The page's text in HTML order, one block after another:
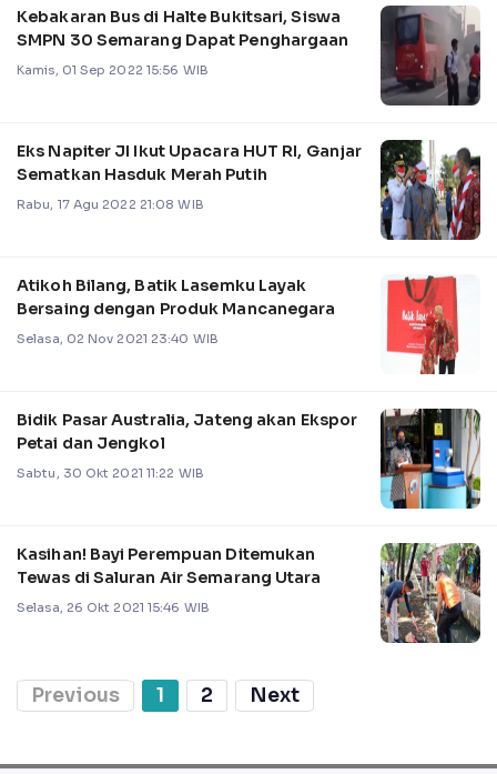
Kebakaran Bus di Halte Bukitsari, Siswa
SMPN 30 Semarang Dapat Penghargaan
Kamis, 01 Sep 2022 15:56 WIB
Eks Napiter JI Ikut Upacara HUT RI, Ganjar
Sematkan Hasduk Merah Putih
Rabu, 17 Agu 2022 21:08 WIB
Atikoh Bilang, Batik Lasemku Layak
Bersaing dengan Produk Mancanegara
Selasa, 02 Nov 2021 23:40 WIB
Bidik Pasar Australia, Jateng akan Ekspor
Petai dan Jengkol
Sabtu, 30 Okt 2021 11:22 WIB
Kasihan! Bayi Perempuan Ditemukan
Tewas di Saluran Air Semarang Utara
Selasa, 26 Okt 2021 15:46 WIB
Previous 1 2 Next